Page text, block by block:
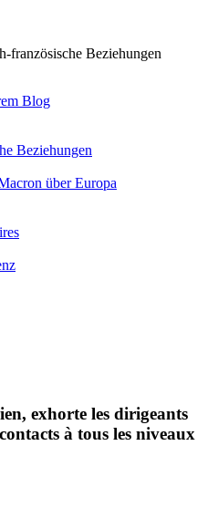
französische Beziehungen
Blog
Beziehungen
über Europa
exhorte les dirigeants
à tous les niveaux